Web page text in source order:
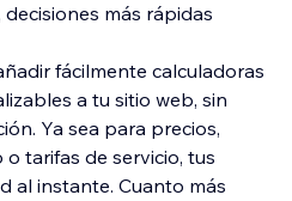
más rápidas
fácilmente calculadoras
a tu sitio web, sin
Ya sea para precios,
tarifas de servicio, tus
al instante. Cuanto más